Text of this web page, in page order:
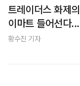
트레이더스 화제
이마트 들어선다
황수진 기자